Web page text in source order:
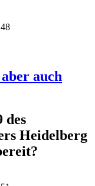
auch
des
Heidelberg